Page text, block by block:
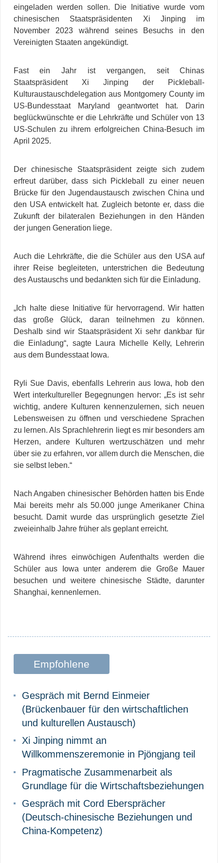
eingeladen werden sollen. Die Initiative wurde vom
chinesischen Staatspräsidenten Xi Jinping im
November 2023 während seines Besuchs in den
Vereinigten Staaten angekündigt.
Fast ein Jahr ist vergangen, seit Chinas
Staatspräsident Xi Jinping der Pickleball-
Kulturaustauschdelegation aus Montgomery County im
US-Bundesstaat Maryland geantwortet hat. Darin
beglückwünschte er die Lehrkräfte und Schüler von 13
US-Schulen zu ihrem erfolgreichen China-Besuch im
April 2025.
Der chinesische Staatspräsident zeigte sich zudem
erfreut darüber, dass sich Pickleball zu einer neuen
Brücke für den Jugendaustausch zwischen China und
den USA entwickelt hat. Zugleich betonte er, dass die
Zukunft der bilateralen Beziehungen in den Händen
der jungen Generation liege.
Auch die Lehrkräfte, die die Schüler aus den USA auf
ihrer Reise begleiteten, unterstrichen die Bedeutung
des Austauschs und bedankten sich für die Einladung.
„Ich halte diese Initiative für hervorragend. Wir hatten
das große Glück, daran teilnehmen zu können.
Deshalb sind wir Staatspräsident Xi sehr dankbar für
die Einladung“, sagte Laura Michelle Kelly, Lehrerin
aus dem Bundesstaat Iowa.
Ryli Sue Davis, ebenfalls Lehrerin aus Iowa, hob den
Wert interkultureller Begegnungen hervor: „Es ist sehr
wichtig, andere Kulturen kennenzulernen, sich neuen
Lebensweisen zu öffnen und verschiedene Sprachen
zu lernen. Als Sprachlehrerin liegt es mir besonders am
Herzen, andere Kulturen wertzuschätzen und mehr
über sie zu erfahren, vor allem durch die Menschen, die
sie selbst leben.“
Nach Angaben chinesischer Behörden hatten bis Ende
Mai bereits mehr als 50.000 junge Amerikaner China
besucht. Damit wurde das ursprünglich gesetzte Ziel
zweieinhalb Jahre früher als geplant erreicht.
Während ihres einwöchigen Aufenthalts werden die
Schüler aus Iowa unter anderem die Große Mauer
besuchen und weitere chinesische Städte, darunter
Shanghai, kennenlernen.
Empfohlene
Gespräch mit Bernd Einmeier
(Brückenbauer für den wirtschaftlichen
und kulturellen Austausch)
Xi Jinping nimmt an
Willkommenszeremonie in Pjöngjang teil
Pragmatische Zusammenarbeit als
Grundlage für die Wirtschaftsbeziehungen
Gespräch mit Cord Ebersprächer
(Deutsch-chinesische Beziehungen und
China-Kompetenz)